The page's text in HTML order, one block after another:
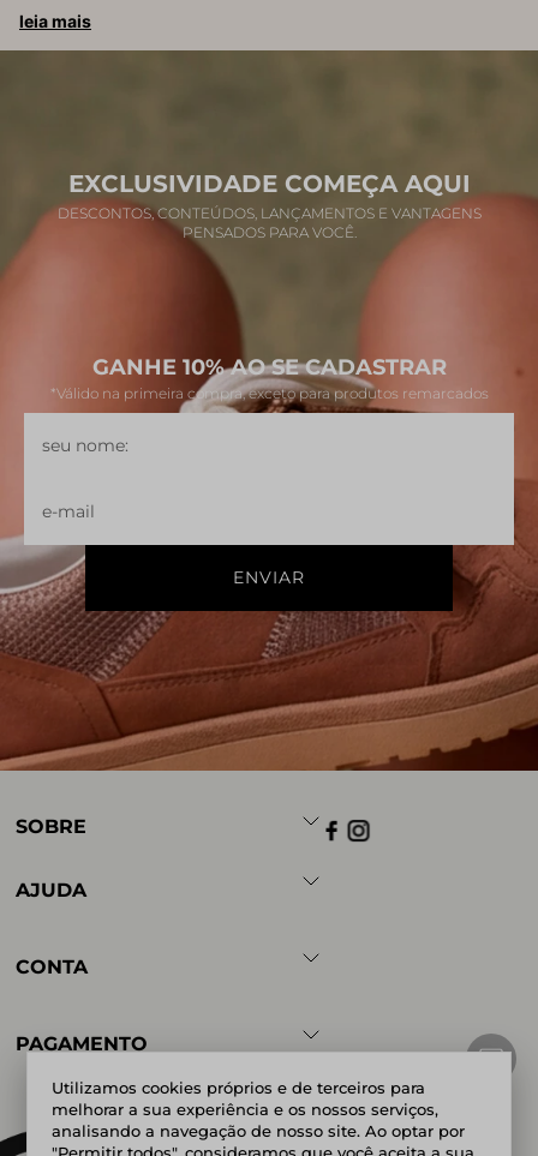
Utilizamos cookies próprios e de terceiros para
melhorar a sua experiência e os nossos serviços,
analisando a navegação de nosso site. Ao optar por
leia mais
EXCLUSIVIDADE COMEÇA AQUI
DESCONTOS, CONTEÚDOS, LANÇAMENTOS E VANTAGENS
PENSADOS PARA VOCÊ.
GANHE 10% AO SE CADASTRAR
*Válido na primeira compra, exceto para produtos remarcados
SOBRE
AJUDA
CONTA
PAGAMENTO
Powered by Developed by